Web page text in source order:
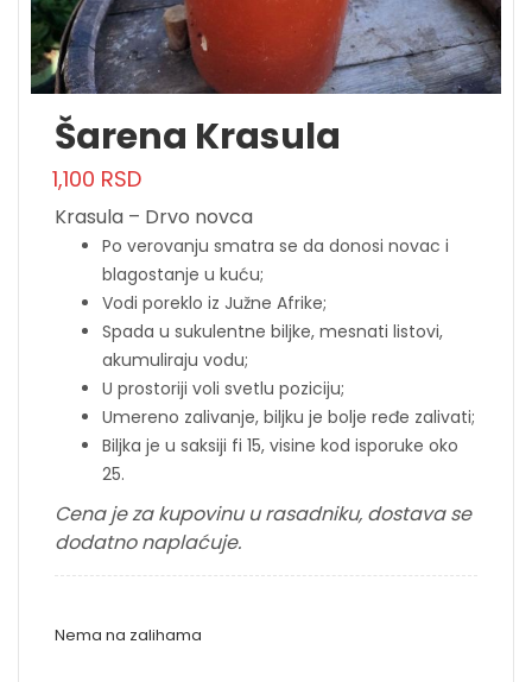
Šarena Krasula
1,100 RSD
Krasula – Drvo novca
Po verovanju smatra se da donosi novac i
blagostanje u kuću;
Vodi poreklo iz Južne Afrike;
Spada u sukulentne biljke, mesnati listovi,
akumuliraju vodu;
U prostoriji voli svetlu poziciju;
Umereno zalivanje, biljku je bolje ređe zalivati;
Biljka je u saksiji fi 15, visine kod isporuke oko
25.
Cena je za kupovinu u rasadniku, dostava se
dodatno naplaćuje.
Nema na zalihama